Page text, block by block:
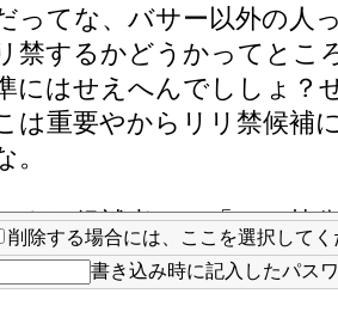
削除する場合には、ここを選択してく
書き込み時に記入したパス